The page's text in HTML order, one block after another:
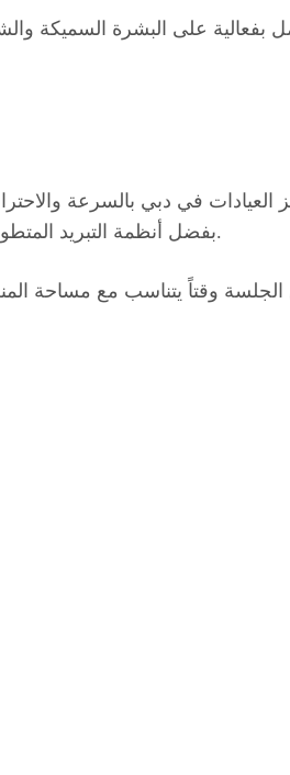
العيادات في دبي بالسرعة
بفضل أنظمة التبريد المتطورة المدمجة في أجهزة الليزر الحديثة، فإن الألم يكون في حده الأدنى، وغالباً ما يوصف بأنه إحساس بالوخز الخفيف.